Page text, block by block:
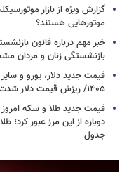
گزارش ویژه از بازار
موتورهایی هستند؟
خبر مهم درباره قانون
بازنشستگی زنان و مردان
۱۴۰۵/ ریزش قیمت دلار شدت گرفت + جدول
جدول